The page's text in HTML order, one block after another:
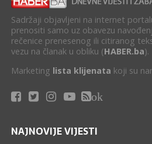
Sadržaji objavljeni na internet
prenositi samo uz obavezu
rečenice prenesenog ili citiranog
vezu na članak u obliku (HABER.ba).
Marketing lista klijenata koji su
ok
NAJNOVIJE VIJESTI